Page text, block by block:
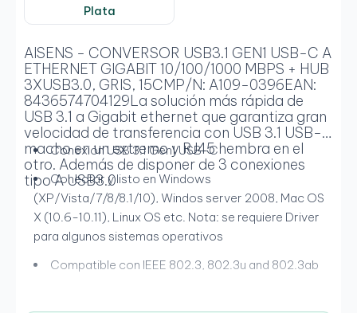
Plata
AISENS - CONVERSOR USB3.1 GEN1 USB-C A
ETHERNET GIGABIT 10/100/1000 MBPS + HUB
3XUSB3.0, GRIS, 15CMP/N: A109-0396EAN:
8436574704129La solución más rápida de
USB 3.1 a Gigabit ethernet que garantiza gran
velocidad de transferencia con USB 3.1 USB-C
macho en un extremo y RJ45 hembra en el
otro. Además de disponer de 3 conexiones
tipo A USB3.0
Conexión USB 3.1 Gen1 USB-C
Conectar y listo en Windows
(XP/Vista/7/8/8.1/10), Windos server 2008, Mac OS
X (10.6-10.11), Linux OS etc. Nota: se requiere Driver
para algunos sistemas operativos
Compatible con IEEE 802.3, 802.3u and 802.3ab